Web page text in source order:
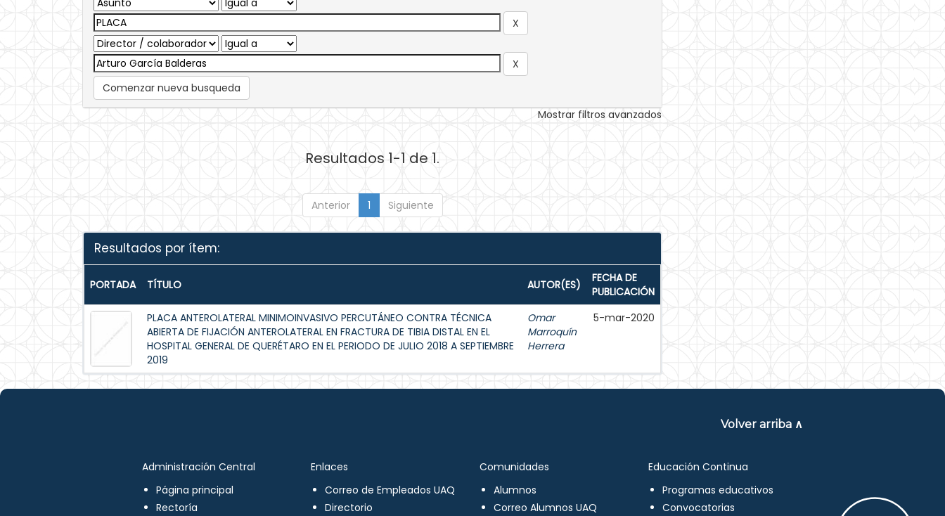
Comenzar nueva busqueda
Mostrar filtros avanzados
Resultados 1-1 de 1.
Anterior 1 Siguiente
Resultados por ítem:
PORTADA TÍTULO AUTOR(ES)
FECHA DE
PUBLICACIÓN
PLACA ANTEROLATERAL MINIMOINVASIVO PERCUTÁNEO CONTRA TÉCNICA
ABIERTA DE FIJACIÓN ANTEROLATERAL EN FRACTURA DE TIBIA DISTAL EN EL
HOSPITAL GENERAL DE QUERÉTARO EN EL PERIODO DE JULIO 2018 A SEPTIEMBRE
2019
Omar
Marroquín
Herrera
5-mar-2020
Volver arriba ∧
Administración Central
Página principal
Rectoría
Enlaces
Correo de Empleados UAQ
Directorio
Comunidades
Alumnos
Correo Alumnos UAQ
Educación Continua
Programas educativos
Convocatorias